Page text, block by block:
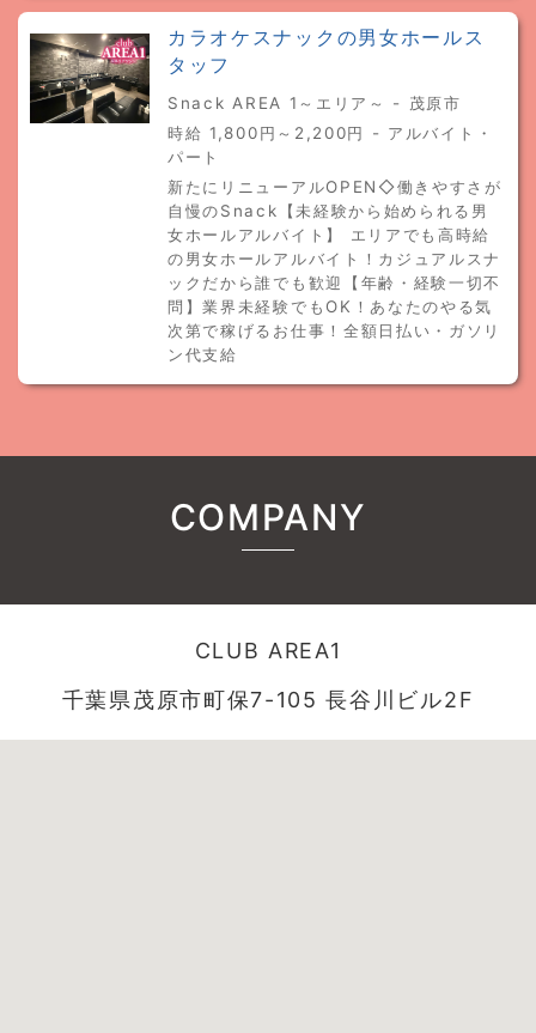
カラオケスナックの男女ホールス
タッフ
Snack AREA 1～エリア～ - 茂原市
時給 1,800円～2,200円 - アルバイト・
パート
新たにリニューアルOPEN◇働きやすさが
自慢のSnack【未経験から始められる男
女ホールアルバイト】 エリアでも高時給
の男女ホールアルバイト！カジュアルスナ
ックだから誰でも歓迎【年齢・経験一切不
問】業界未経験でもOK！あなたのやる気
次第で稼げるお仕事！全額日払い・ガソリ
ン代支給
COMPANY
CLUB AREA1
千葉県茂原市町保7-105 長谷川ビル2F